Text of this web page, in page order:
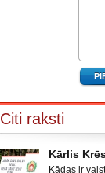
Citi raksti
Kārlis
Kādas ir